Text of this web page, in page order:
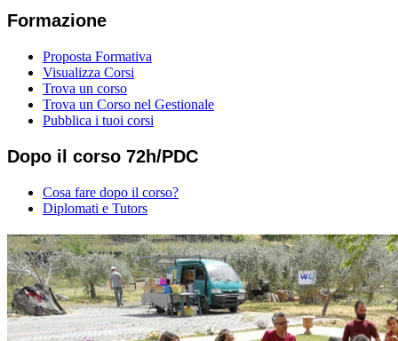
Formazione
Proposta Formativa
Visualizza Corsi
Trova un corso
Trova un Corso nel Gestionale
Pubblica i tuoi corsi
Dopo il corso 72h/PDC
Cosa fare dopo il corso?
Diplomati e Tutors